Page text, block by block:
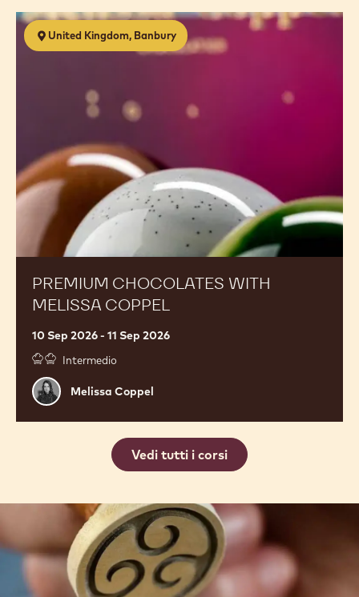
United Kingdom, Banbury
PREMIUM CHOCOLATES WITH
MELISSA COPPEL
10 Sep 2026 - 11 Sep 2026
Intermedio
Melissa
Coppel
Melissa Coppel
Premium
Chocolates
Vedi tutti i corsi